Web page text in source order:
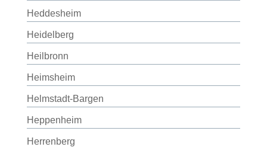
Heddesheim
Heidelberg
Heilbronn
Heimsheim
Helmstadt-Bargen
Heppenheim
Herrenberg